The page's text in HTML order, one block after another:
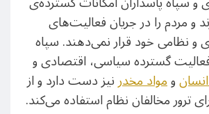
و مردم را در جریان فعالیت‌های
نظامی خود قرار نمی‌دهند. سپاه
فعالیت گسترده سیاسی، اقتصادی و
ومواد مخدرنیز دست دارد و از
ترور مخالفان نظام استفاده می‌کند.